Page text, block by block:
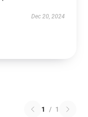
Dec 20, 2024
1 / 1